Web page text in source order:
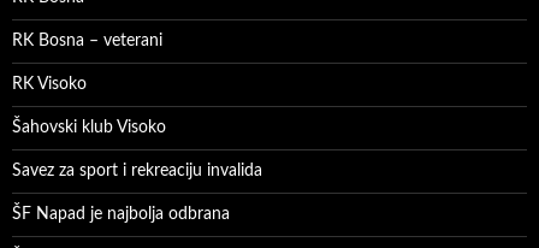
RK Bosna – veterani
RK Visoko
Šahovski klub Visoko
Savez za sport i rekreaciju invalida
ŠF Napad je najbolja odbrana